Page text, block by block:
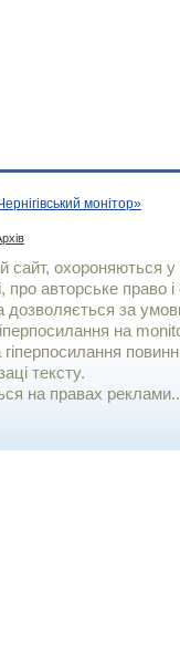
монітор»
сайт, охороняються у
авторське право і
дозволяється за
на
тексту.
на правах реклами..